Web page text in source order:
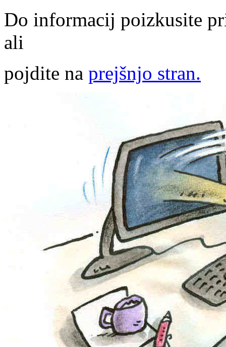
Do informacij poizkusite
ali
pojdite na prejšnjo stran.